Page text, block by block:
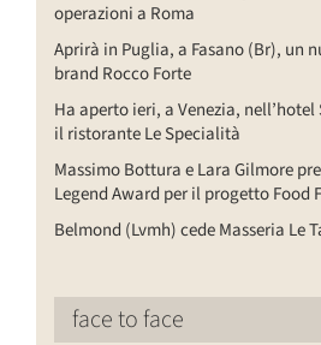
operazioni a Roma
Aprirà in Puglia, a Fasano (Br), un
brand Rocco Forte
Ha aperto ieri, a Venezia, nell’hotel
il ristorante Le Specialità
Massimo Bottura e Lara Gilmore
Legend Award per il progetto Food
Belmond (Lvmh) cede Masseria Le
face to face